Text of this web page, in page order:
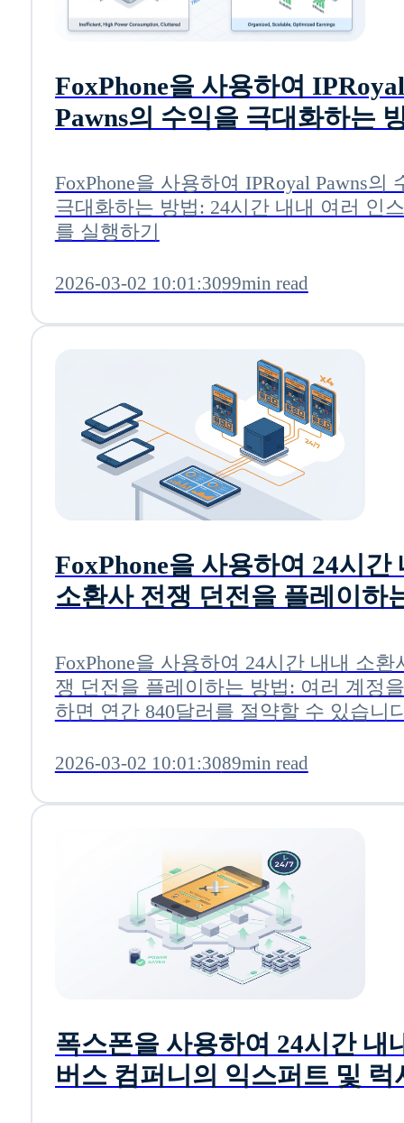
FoxPhone을 사용하여 IPRoyal
Pawns의 수익을 극대화하는
하기
FoxPhone을 사용하여 IPRoyal Pawns의
극대화하는 방법: 24시간 내내 여러 인
를 실행하기
2026-03-02 10:01:3099min read
FoxPhone을 사용하여 24시간
소환사 전쟁 던전을 플레이하
달러를 절약할 수 있습니다.
FoxPhone을 사용하여 24시간 내내 소환
쟁 던전을 플레이하는 방법: 여러 계정
하면 연간 840달러를 절약할 수 있습니
2026-03-02 10:01:3089min read
폭스폰을 사용하여 24시간 내
버스 컴퍼니의 익스퍼트 및 럭